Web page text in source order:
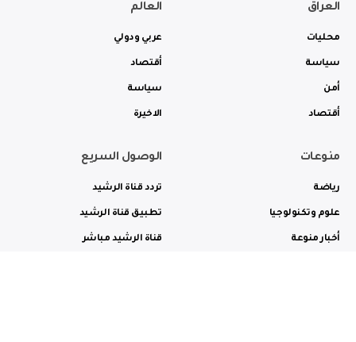
العراق
محليات
سياسة
أمن
أقتصاد
العالم
عربي ودولي
أقتصاد
سياسة
الاخيرة
منوعات
رياضة
علوم وتكنولوجيا
أخبار منوعة
الوصول السريع
تردد قناة الرشيد
تطبيق قناة الرشيد
قناة الرشيد مباشر